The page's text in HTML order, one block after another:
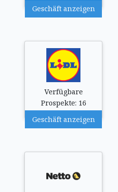
Geschäft anzeigen
Verfügbare
Prospekte: 16
Geschäft anzeigen